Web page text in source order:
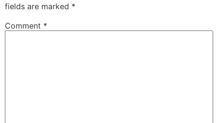
fields are marked *
Comment *